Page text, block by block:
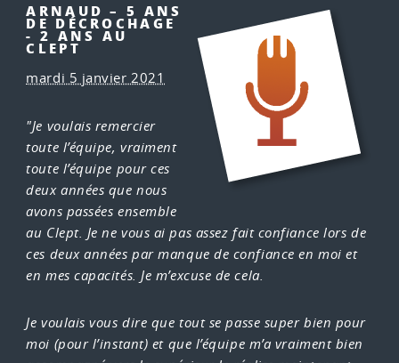
ARNAUD – 5 ANS
DE DÉCROCHAGE
- 2 ANS AU
CLEPT
mardi 5 janvier 2021
"Je voulais remercier
toute l’équipe, vraiment
toute l’équipe pour ces
deux années que nous
avons passées ensemble
au Clept. Je ne vous ai pas assez fait confiance lors de
ces deux années par manque de confiance en moi et
en mes capacités. Je m’excuse de cela.
Je voulais vous dire que tout se passe super bien pour
moi (pour l’instant) et que l’équipe m’a vraiment bien